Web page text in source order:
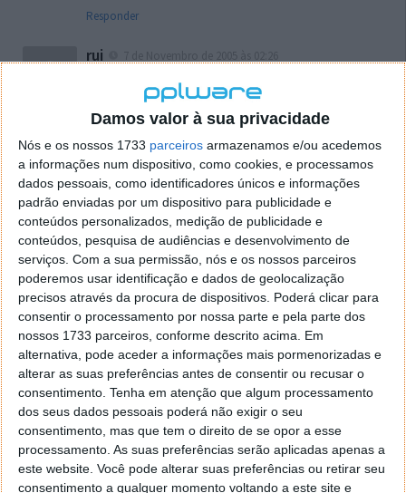
Damos valor à sua privacidade
Nós e os nossos 1733 parceiros armazenamos e/ou acedemos
a informações num dispositivo, como cookies, e processamos
dados pessoais, como identificadores únicos e informações
padrão enviadas por um dispositivo para publicidade e
conteúdos personalizados, medição de publicidade e
conteúdos, pesquisa de audiências e desenvolvimento de
serviços. Com a sua permissão, nós e os nossos parceiros
poderemos usar identificação e dados de geolocalização
precisos através da procura de dispositivos. Poderá clicar para
consentir o processamento por nossa parte e pela parte dos
nossos 1733 parceiros, conforme descrito acima. Em
alternativa, pode aceder a informações mais pormenorizadas e
alterar as suas preferências antes de consentir ou recusar o
consentimento. Tenha em atenção que algum processamento
dos seus dados pessoais poderá não exigir o seu
consentimento, mas que tem o direito de se opor a esse
processamento. As suas preferências serão aplicadas apenas a
este website. Você pode alterar suas preferências ou retirar seu
consentimento a qualquer momento voltando a este site e
Responder
rui
localizaçao referida n se encontra la nada k me permita por
o firefox como browser predefenido
Ja percorri o painel
tentei apagar o explorer na tentativa de forçar o uso do
firefox mas em vao. Kaso te lembres de outra dica fico
agradecido, caso contrario obrigado a mesma
Responder
Vítor M.
7 de Novembro de 2005 às 01:39
@Reporter
Desculpa mas o link funciona. Seja como for segue por mail
o MSn Messenger 8.
Responder
Vítor M.
@Rui
Tens de encontrar o que te falei. Faz da seguinte maneira,
janela iniciar e no topo dessa janela com o botão direito do
rato faz propriedades. Depois no separador Menu ‘Iniciar’
clica no botão ‘Personalizar’ aí encontrarás no separador